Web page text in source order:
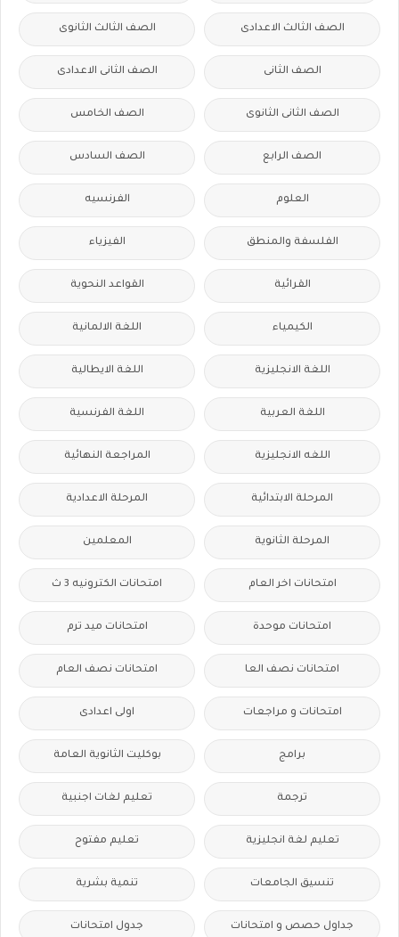
الصف الثالث الاعدادى الصف الثالث الثانوى
الصف الثانى الصف الثانى الاعدادى
الصف الثانى الثانوى الصف الخامس
الصف الرابع الصف السادس
العلوم الفرنسيه
الفلسفة والمنطق الفيزياء
القرائية القواعد النحوية
الكيمياء اللغة الالمانية
اللغة الانجليزية اللغة الايطالية
اللغة العربية اللغة الفرنسية
اللغه الانجليزية المراجعة النهائية
المرحلة الابتدائية المرحلة الاعدادية
المرحلة الثانوية المعلمين
امتحانات اخر العام امتحانات الكترونيه 3 ث
امتحانات موحدة امتحانات ميد ترم
امتحانات نصف العا امتحانات نصف العام
امتحانات و مراجعات اولى اعدادى
برامج بوكليت الثانوية العامة
ترجمة تعليم لغات اجنبية
تعليم لغة انجليزية تعليم مفتوح
تنسيق الجامعات تنمية بشرية
جداول حصص و امتحانات جدول امتحانات